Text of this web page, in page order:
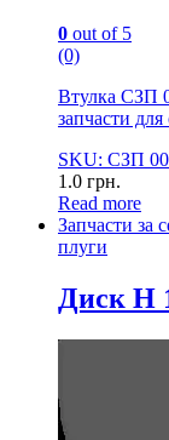
0 out of 5
(0)
Втулка СЗП
запчасти для
SKU: СЗП
1.0 грн.
Read more
Запчасти за
плуги
Диск Н